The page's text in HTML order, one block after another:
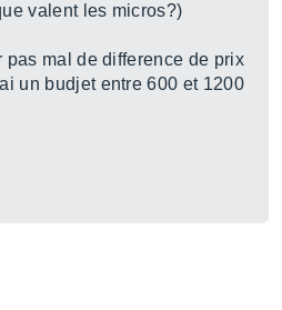
valent les micros?)
mal de difference de prix
un budjet entre 600 et 1200